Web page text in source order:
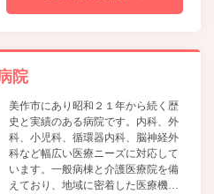
院
美作市にあり昭和２１年から続く歴
史と実績のある病院です。内科、外
科、小児科、循環器内科、脳神経外
科など幅広い医療ニーズに対応して
います。一般病棟と介護医療院を備
えており、地域に密着した医療機関